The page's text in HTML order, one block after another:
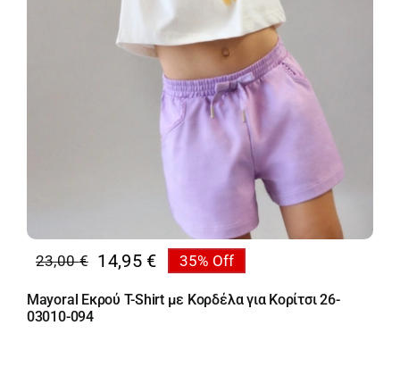
23,00€
Original
price
was:
14,95 €
Η
τρέχουσα
τιμή
35% Off
Mayoral Εκρού T-Shirt με Κορδέλα για Κορίτσι 26-
03010-094